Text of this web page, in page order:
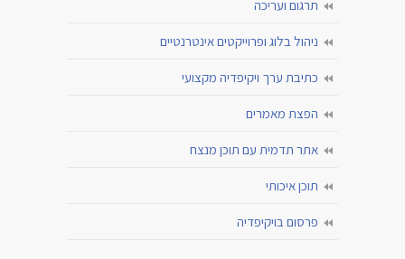
תרגום ועריכה
ניהול בלוג ופרוייקטים אינטרנטיים
כתיבת ערך ויקיפדיה מקצועי
הפצת מאמרים
אתר תדמית עם תוכן מנצח
תוכן איכותי
פרסום בויקיפדיה